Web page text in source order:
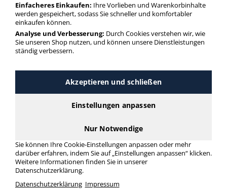
Schreibtisch Cockpitform Schreibtisch in bester Qualität zum
günstigen Preis. Finden Sie schnell Schreibtisch Cockpitform
Schreibtisch mit unserer Filter-Funktion.
mehr Infos zur Kategorie
Schreibtisch
180cm
Schreibtisch
Einfacheres Einkaufen: Ihre Vorlieben und Warenkorbinhalte
werden gespeichert, sodass Sie schneller und komfortabler
einkaufen können.
Analyse und Verbesserung: Durch Cookies verstehen wir, wie
Sie unseren Shop nutzen, und können unsere Dienstleistungen
ständig verbessern.
Akzeptieren und schließen
Einstellungen anpassen
Nur Notwendige
Sie können Ihre Cookie-Einstellungen anpassen oder mehr
darüber erfahren, indem Sie auf „Einstellungen anpassen“ klicken.
Weitere Informationen finden Sie in unserer
Datenschutzerklärung.
Datenschutzerklärung Impressum